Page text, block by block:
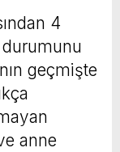
4
durumunu
geçmişte
anne